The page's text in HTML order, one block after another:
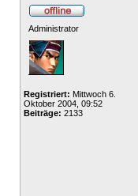
Administrator
Registriert: Mittwoch 6.
Oktober 2004, 09:52
Beiträge: 2133